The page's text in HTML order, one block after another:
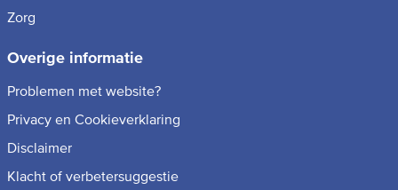
Zorg
Overige informatie
Problemen met website?
Privacy en Cookieverklaring
Disclaimer
Klacht of verbetersuggestie